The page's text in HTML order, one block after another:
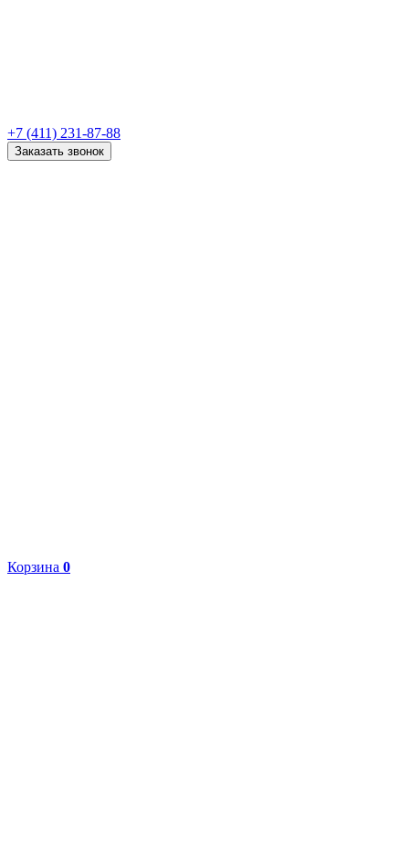
+7 (411) 231-87-88
Заказать звонок
Корзина 0